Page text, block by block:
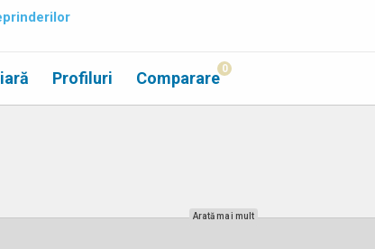
Profiluri Comparare 0
Arată mai mult